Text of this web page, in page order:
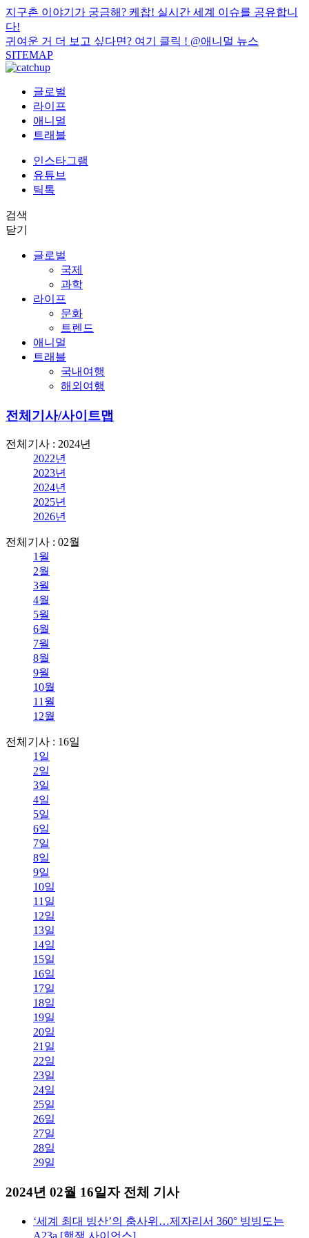
지구촌 이야기가 궁금해? 케찹! 실시간 세계 이슈를 공유합니
다!
귀여운 거 더 보고 싶다면? 여기 클릭 ! @애니멀 뉴스
SITEMAP
글로벌
라이프
애니멀
트래블
인스타그램
유튜브
틱톡
검색
닫기
글로벌
국제
과학
라이프
문화
트렌드
애니멀
트래블
국내여행
해외여행
전체기사/사이트맵
전체기사 : 2024년
2022년
2023년
2024년
2025년
2026년
전체기사 : 02월
1월
2월
3월
4월
5월
6월
7월
8월
9월
10월
11월
12월
전체기사 : 16일
1일
2일
3일
4일
5일
6일
7일
8일
9일
10일
11일
12일
13일
14일
15일
16일
17일
18일
19일
20일
21일
22일
23일
24일
25일
26일
27일
28일
29일
2024년 02월 16일자 전체 기사
‘세계 최대 빙산’의 춤사위…제자리서 360° 빙빙도는
A23a [핵잼 사이언스]